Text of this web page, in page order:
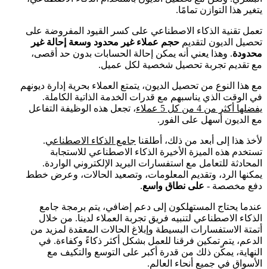
يتغير هذا التوازن تمامًا.
تعمل تقنية الذكاء الاصطناعي على كسر القيود المفروضة على
تحصيل الديون لتقديم حجم عملاء غير محدود وسعة إحالة غير
محدودة. وهذا يعني أنه يمكن إحالة الحسابات بدون حد أقصى،
مع تقديم تجربة تحصيل شخصية لكل عميل.
مع هذا النوع من تحصيل الديون، يتمتع العملاء بحرية إدارة ديونهم
في الوقت الذي يناسبهم مع قدرات الخدمة الذاتية الكاملة.
يفضلها أكثر من 4 من كل 5 عملاء
، تجعل هذه الوظيفة التفاعل
مع الديون أسهل على الفور.
لأخذ هذا إلى أبعد من ذلك، أطلقنا جامع الذكاء الاصطناعي.
تستخدم هذه الميزة الأخيرة الذكاء الاصطناعي للاستجابة
المحادثة للتعامل مع استفسارات البريد الإلكتروني الواردة.
يمكنها الرد، وتقديم المعلومات، وتصعيد الحالات، وعرض خطط
دفع مخصصة - على نطاق واسع.
عندما يحتاج المستهلكون إلى دعم إضافي، يتم برمجة جامع
الذكاء الاصطناعي لتنبيه فريق تجربة العملاء لدينا. من خلال
أتمتة الاستفسارات البسيطة وإبلاغ الحالات المعقدة لمزيد من
الدعم، يتم تمكين فرقنا للعمل بشكل أكثر ذكاءً وكفاءة. في
النهاية، يمكّن ذلك من قدرة أكبر على التوسع والتكيف مع
الأسواق في جميع أنحاء العالم.